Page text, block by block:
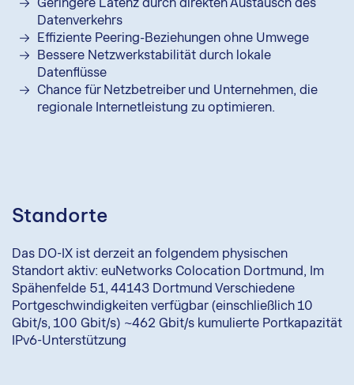
Datenverkehrs
Effiziente Peering-Beziehungen ohne Umwege
Bessere Netzwerkstabilität durch lokale
Datenflüsse
Chance für Netzbetreiber und Unternehmen, die
regionale Internetleistung zu optimieren.
Standorte
Das DO-IX ist derzeit an folgendem physischen
Standort aktiv: euNetworks Colocation Dortmund, Im
Spähenfelde 51, 44143 Dortmund Verschiedene
Portgeschwindigkeiten verfügbar (einschließlich 10
Gbit/s, 100 Gbit/s) ~462 Gbit/s kumulierte Portkapazität
IPv6-Unterstützung